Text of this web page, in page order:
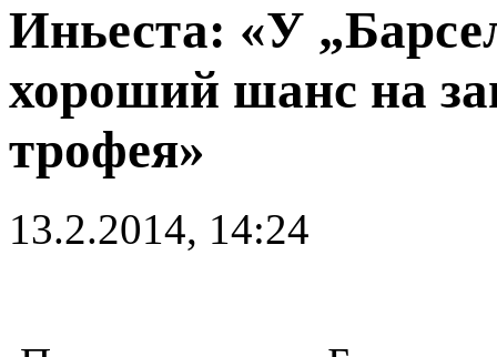
Иньеста: «У
хороший шанс на
трофея»
13.2.2014, 14:24